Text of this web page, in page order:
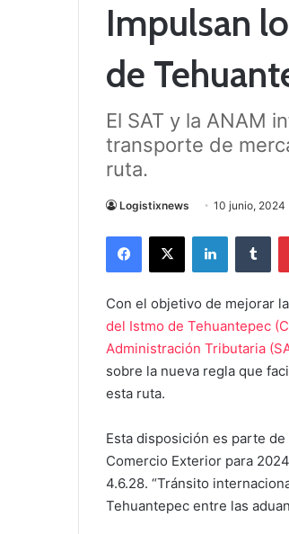
Impulsan
de
El SAT y la ANAM
transporte de
ruta.
Logistixnews 10 junio, 2024
Con el objetivo de mejorar
del Istmo de Tehuantepec
Administración Tributaria
sobre la nueva regla que
esta ruta.
Esta disposición es parte
Comercio Exterior para
4.6.28. “Tránsito
Tehuantepec entre las